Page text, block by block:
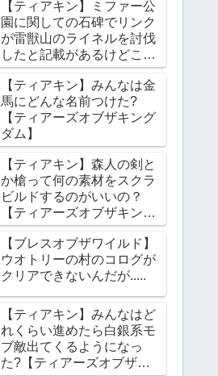
【ティアキン】ミファー公
園に関しての石碑でリンク
が雷獣山のライネルを討伐
したと記載があるけどこれ
っていつの話?【ティアー
ズオブザキングダム】
【ティアキン】みんなは金
馬にどんな名前つけた?
【ティアーズオブザキング
ダム】
【ティアキン】森人の剣と
か槍って何の素材をスクラ
ビルドするのがいいの？
【ティアーズオブザキング
ダム】
【ブレスオブザワイルド】
ウオトリーの村のコログが
クリアできないんだが.....
【ティアキン】みんなはど
れくらい進めたら白銀系モ
ブ敵出てくるようになっ
た?【ティアーズオブザキ